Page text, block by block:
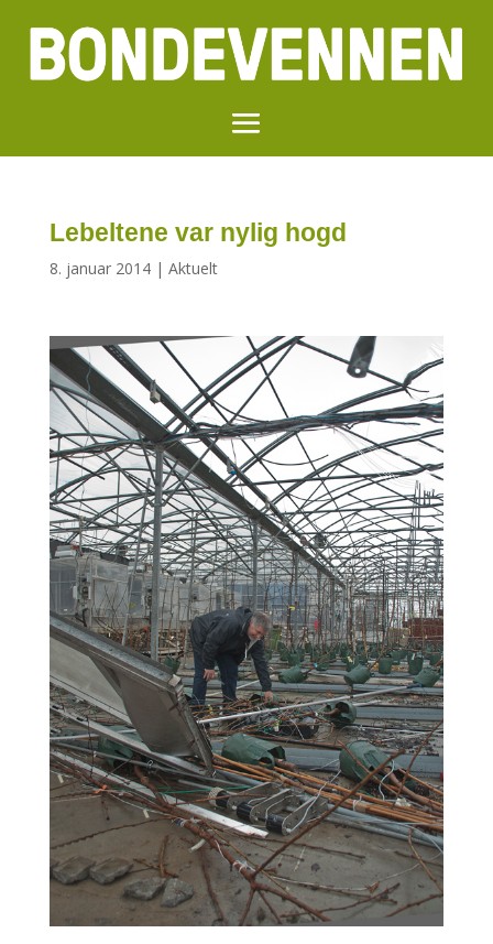
Lebeltene var nylig hogd
8. januar 2014| Aktuelt